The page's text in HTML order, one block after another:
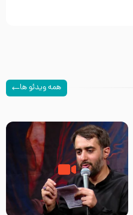
همه ویدئو ها
من غلام نوکراتم من عاشق
کربلاتم – شور زمینه – شب هفتم